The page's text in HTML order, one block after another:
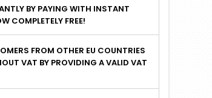
BY PAYING WITH INSTANT
COMPLETELY FREE!
FROM OTHER EU COUNTRIES
VAT BY PROVIDING A VALID VAT